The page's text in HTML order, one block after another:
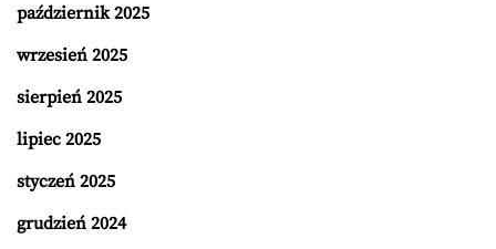
październik 2025
wrzesień 2025
sierpień 2025
lipiec 2025
styczeń 2025
grudzień 2024